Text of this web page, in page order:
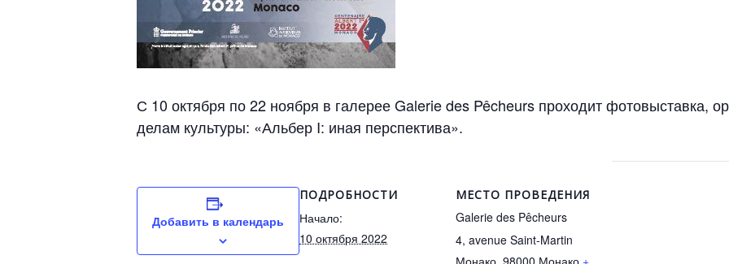
С 10 октября по 22 ноября в галерее Galerie des Pêcheurs проходит фотовыставка,
делам культуры: «Альбер I: иная перспектива».
Добавить в календарь
ПОДРОБНОСТИ
Начало:
10 октября 2022
МЕСТО ПРОВЕДЕНИЯ
Galerie des Pêcheurs
4, avenue Saint-Martin